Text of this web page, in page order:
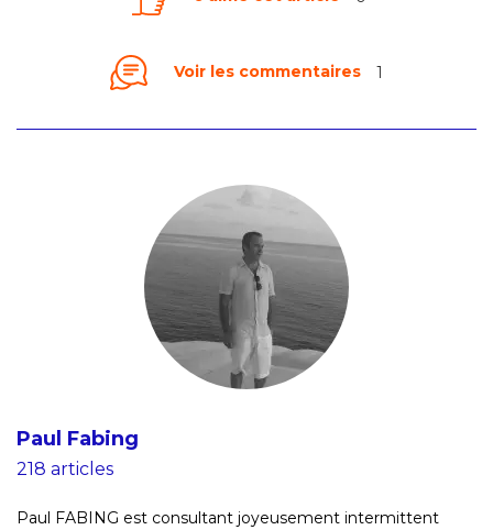
Voir les commentaires 1
Paul Fabing
218 articles
Paul FABING est consultant joyeusement intermittent